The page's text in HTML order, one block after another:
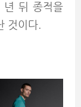
년 뒤 종적을
것이다.